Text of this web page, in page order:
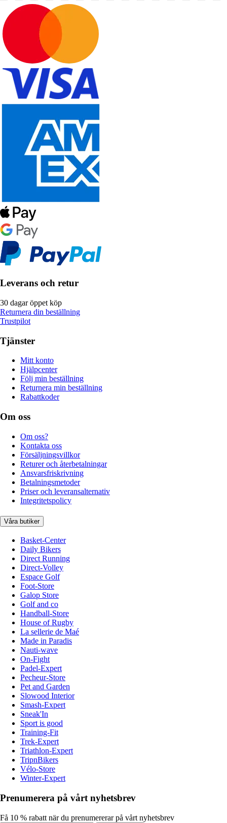
Leverans och retur
30 dagar öppet köp
Returnera din beställning
Trustpilot
Tjänster
Mitt konto
Hjälpcenter
Följ min beställning
Returnera min beställning
Rabattkoder
Om oss
Om oss?
Kontakta oss
Försäljningsvillkor
Returer och återbetalningar
Ansvarsfriskrivning
Betalningsmetoder
Priser och leveransalternativ
Integritetspolicy
Våra butiker
Basket-Center
Daily Bikers
Direct Running
Direct-Volley
Espace Golf
Foot-Store
Galop Store
Golf and co
Handball-Store
House of Rugby
La sellerie de Maé
Made in Paradis
Nauti-wave
On-Fight
Padel-Expert
Pecheur-Store
Pet and Garden
Slowood Interior
Smash-Expert
Sneak'In
Sport is good
Training-Fit
Trek-Expert
Triathlon-Expert
TripnBikers
Vélo-Store
Winter-Expert
Prenumerera på vårt nyhetsbrev
Få 10 % rabatt när du prenumererar på vårt nyhetsbrev